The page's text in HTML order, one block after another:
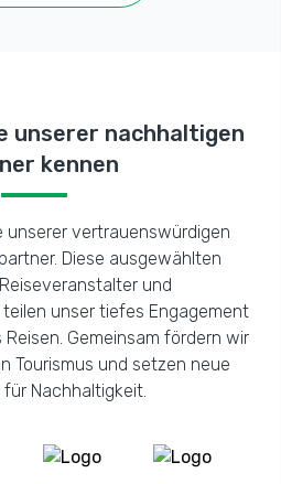
unserer nachhaltigen
kennen
unserer vertrauenswürdigen
Diese ausgewählten
und
unser tiefes Engagement
Gemeinsam fördern wir
Tourismus und setzen neue
Nachhaltigkeit.